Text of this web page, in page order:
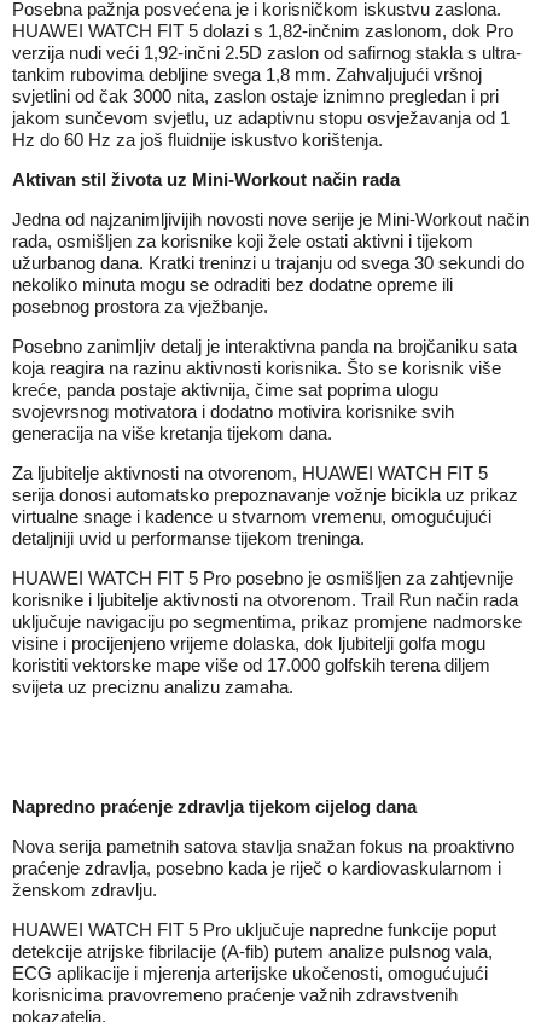
Posebna pažnja posvećena je i korisničkom iskustvu zaslona.
HUAWEI WATCH FIT 5 dolazi s 1,82-inčnim zaslonom, dok Pro
verzija nudi veći 1,92-inčni 2.5D zaslon od safirnog stakla s ultra-
tankim rubovima debljine svega 1,8 mm. Zahvaljujući vršnoj
svjetlini od čak 3000 nita, zaslon ostaje iznimno pregledan i pri
jakom sunčevom svjetlu, uz adaptivnu stopu osvježavanja od 1
Hz do 60 Hz za još fluidnije iskustvo korištenja.
Aktivan stil života uz Mini-Workout način rada
Jedna od najzanimljivijih novosti nove serije je Mini-Workout način
rada, osmišljen za korisnike koji žele ostati aktivni i tijekom
užurbanog dana. Kratki treninzi u trajanju od svega 30 sekundi do
nekoliko minuta mogu se odraditi bez dodatne opreme ili
posebnog prostora za vježbanje.
Posebno zanimljiv detalj je interaktivna panda na brojčaniku sata
koja reagira na razinu aktivnosti korisnika. Što se korisnik više
kreće, panda postaje aktivnija, čime sat poprima ulogu
svojevrsnog motivatora i dodatno motivira korisnike svih
generacija na više kretanja tijekom dana.
Za ljubitelje aktivnosti na otvorenom, HUAWEI WATCH FIT 5
serija donosi automatsko prepoznavanje vožnje bicikla uz prikaz
virtualne snage i kadence u stvarnom vremenu, omogućujući
detaljniji uvid u performanse tijekom treninga.
HUAWEI WATCH FIT 5 Pro posebno je osmišljen za zahtjevnije
korisnike i ljubitelje aktivnosti na otvorenom. Trail Run način rada
uključuje navigaciju po segmentima, prikaz promjene nadmorske
visine i procijenjeno vrijeme dolaska, dok ljubitelji golfa mogu
koristiti vektorske mape više od 17.000 golfskih terena diljem
svijeta uz preciznu analizu zamaha.
Napredno praćenje zdravlja tijekom cijelog dana
Nova serija pametnih satova stavlja snažan fokus na proaktivno
praćenje zdravlja, posebno kada je riječ o kardiovaskularnom i
ženskom zdravlju.
HUAWEI WATCH FIT 5 Pro uključuje napredne funkcije poput
detekcije atrijske fibrilacije (A-fib) putem analize pulsnog vala,
ECG aplikacije i mjerenja arterijske ukočenosti, omogućujući
korisnicima pravovremeno praćenje važnih zdravstvenih
pokazatelja.